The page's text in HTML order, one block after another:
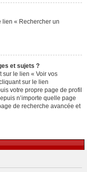
lien « Rechercher un
et sujets ?
sur le lien « Voir vos
sur le lien
votre propre page de profil
n’importe quelle page
de recherche avancée et